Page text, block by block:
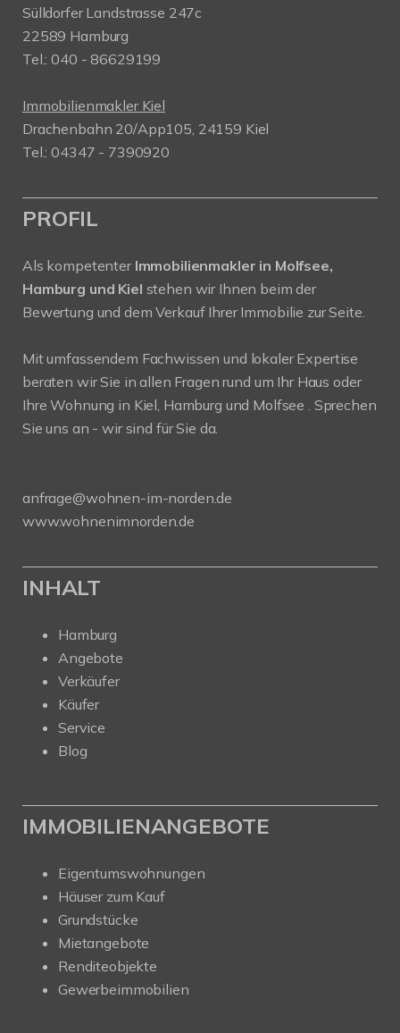
Sülldorfer Landstrasse 247c
22589 Hamburg
Tel.: 040 - 86629199
Immobilienmakler Kiel
Drachenbahn 20/App105, 24159 Kiel
Tel.: 04347 - 7390920
PROFIL
Als kompetenter Immobilienmakler in Molfsee,
Hamburg und Kiel stehen wir Ihnen beim der
Bewertung und dem Verkauf Ihrer Immobilie zur Seite.
Mit umfassendem Fachwissen und lokaler Expertise
beraten wir Sie in allen Fragen rund um Ihr Haus oder
Ihre Wohnung in Kiel, Hamburg und Molfsee . Sprechen
Sie uns an - wir sind für Sie da.
anfrage@wohnen-im-norden.de
www.wohnenimnorden.de
INHALT
Hamburg
Angebote
Verkäufer
Käufer
Service
Blog
IMMOBILIENANGEBOTE
Eigentumswohnungen
Häuser zum Kauf
Grundstücke
Mietangebote
Renditeobjekte
Gewerbeimmobilien